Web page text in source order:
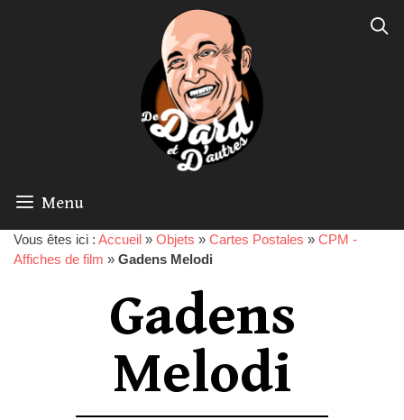
Menu
Vous êtes ici : Accueil » Objets » Cartes Postales » CPM -
Affiches de film » Gadens Melodi
Gadens
Melodi